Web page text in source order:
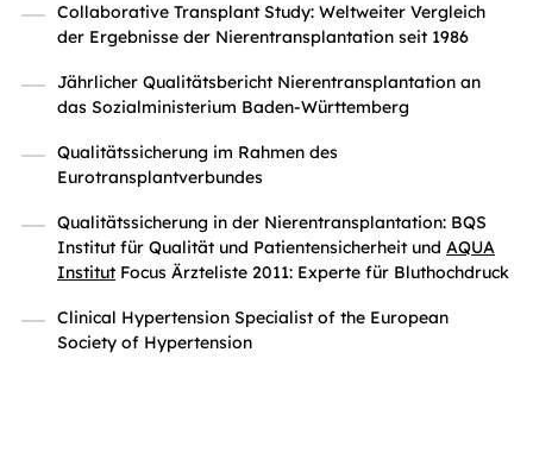
Collaborative Transplant Study: Weltweiter Vergleich
der Ergebnisse der Nierentransplantation seit 1986
Jährlicher Qualitätsbericht Nierentransplantation an
das Sozialministerium Baden-Württemberg
Qualitätssicherung im Rahmen des
Eurotransplantverbundes
Qualitätssicherung in der Nierentransplantation: BQS
Institut für Qualität und Patientensicherheit und AQUA
Institut Focus Ärzteliste 2011: Experte für Bluthochdruck
Clinical Hypertension Specialist of the European
Society of Hypertension